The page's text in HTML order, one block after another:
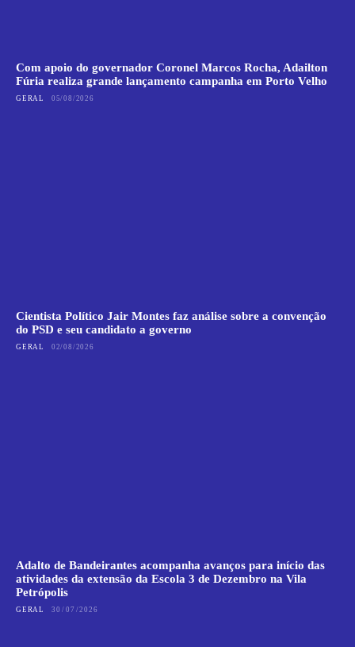
Com apoio do governador Coronel Marcos Rocha, Adailton
Fúria realiza grande lançamento campanha em Porto Velho
GERAL 05/08/2026
Cientista Político Jair Montes faz análise sobre a convenção
do PSD e seu candidato a governo
GERAL 02/08/2026
Adalto de Bandeirantes acompanha avanços para início das
atividades da extensão da Escola 3 de Dezembro na Vila
Petrópolis
GERAL 30/07/2026